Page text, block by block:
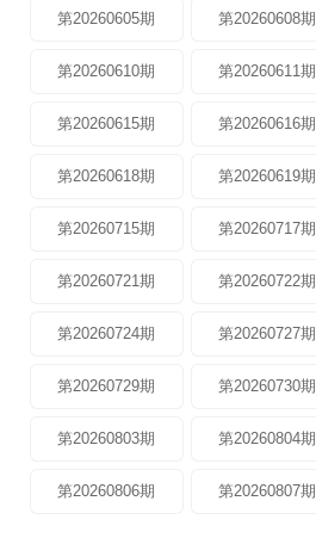
第20260605期 第20260608期
第20260610期 第20260611期
第20260615期 第20260616期
第20260618期 第20260619期
第20260715期 第20260717期
第20260721期 第20260722期
第20260724期 第20260727期
第20260729期 第20260730期
第20260803期 第20260804期
第20260806期 第20260807期